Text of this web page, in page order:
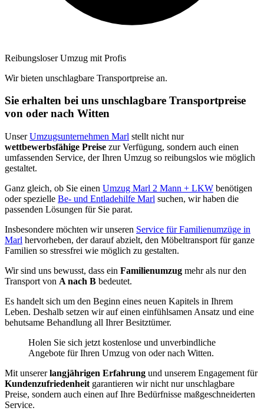
Reibungsloser Umzug mit Profis
Wir bieten unschlagbare Transportpreise an.
Sie erhalten bei uns unschlagbare Transportpreise
von oder nach Witten
UnserUmzugsunternehmen Marl stellt nicht nur
wettbewerbsfähige Preise zur Verfügung, sondern auch einen
umfassenden Service, der Ihren Umzug so reibungslos wie möglich
gestaltet.
Ganz gleich, ob Sie einen Umzug Marl 2 Mann + LKW benötigen
oder spezielle Be- und Entladehilfe Marl suchen, wir haben die
passenden Lösungen für Sie parat.
Insbesondere möchten wir unseren Service für Familienumzüge in
Marl hervorheben, der darauf abzielt, den Möbeltransport für ganze
Familien so stressfrei wie möglich zu gestalten.
Wir sind uns bewusst, dass ein Familienumzug mehr als nur den
Transport von A nach B bedeutet.
Es handelt sich um den Beginn eines neuen Kapitels in Ihrem
Leben. Deshalb setzen wir auf einen einfühlsamen Ansatz und eine
behutsame Behandlung all Ihrer Besitztümer.
Holen Sie sich jetzt kostenlose und unverbindliche
Angebote für Ihren Umzug von oder nach Witten.
Mit unsererlangjährigen Erfahrung und unserem Engagement für
Kundenzufriedenheit garantieren wir nicht nur unschlagbare
Preise, sondern auch einen auf Ihre Bedürfnisse maßgeschneiderten
Service.